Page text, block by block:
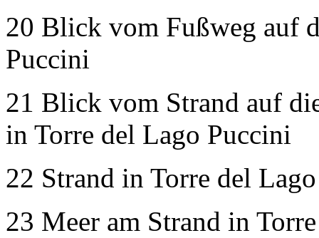
20 Blick vom Fußweg auf
Puccini
21 Blick vom Strand auf
in Torre del Lago Puccini
22 Strand in Torre del
23 Meer am Strand in